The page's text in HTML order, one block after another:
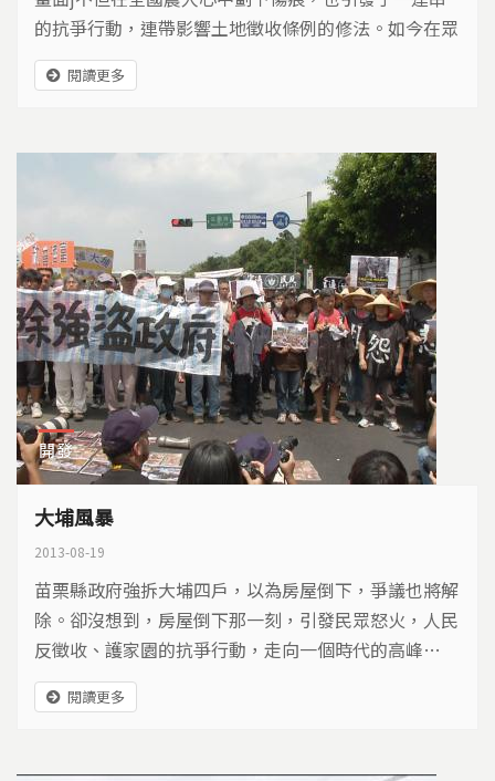
的抗爭行動，連帶影響土地徵收條例的修法。如今在眾
人的努力下，竹南大埔抗爭的四戶終於獲得重新劃定部
份土地獲得保留的結局。今天上午，就在同一塊田地
收。
閱讀更多
開發
大埔風暴
2013-08-19
苗栗縣政府強拆大埔四戶，以為房屋倒下，爭議也將解
除。卻沒想到，房屋倒下那一刻，引發民眾怒火，人民
反徵收、護家園的抗爭行動，走向一個時代的高峰…
閱讀更多